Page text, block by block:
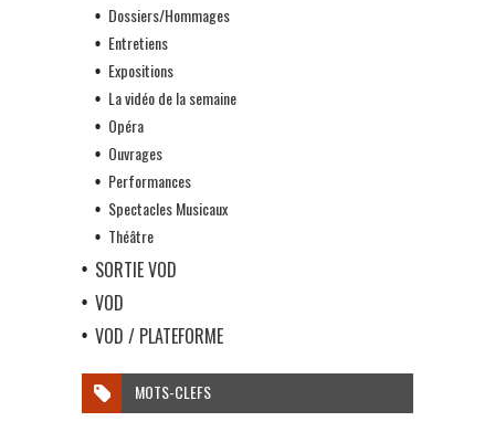
Dossiers/Hommages
Entretiens
Expositions
La vidéo de la semaine
Opéra
Ouvrages
Performances
Spectacles Musicaux
Théâtre
SORTIE VOD
VOD
VOD / PLATEFORME
MOTS-CLEFS